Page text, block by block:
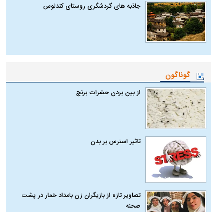
جاذبه های گردشگری روستای کندلوس
گوناگون
از بین بردن حشرات برنج
تاثیر استرس بر بدن
تصاویر تازه از بازیگران زن بامداد خمار در پشت
صحنه